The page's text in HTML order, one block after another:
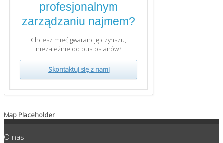
profesjonalnym
zarządzaniu najmem?
Chcesz mieć gwarancję czynszu,
niezależnie od pustostanów?
Skontaktuj się z nami
Map Placeholder
O nas